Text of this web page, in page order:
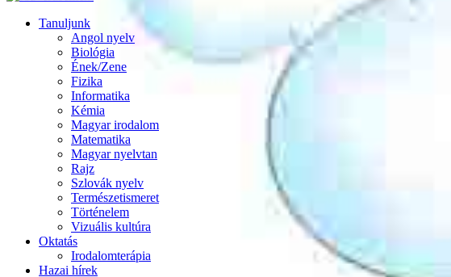
Tanuljunk
Angol nyelv
Biológia
Ének/Zene
Fizika
Informatika
Kémia
Magyar irodalom
Matematika
Magyar nyelvtan
Rajz
Szlovák nyelv
Természetismeret
Történelem
Vizuális kultúra
Oktatás
Irodalomterápia
Hazai hírek